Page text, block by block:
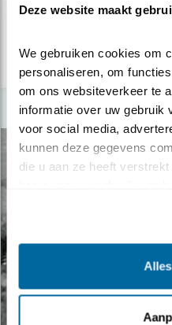
Deze website maakt
We gebruiken cookies om
personaliseren, om
om ons websiteverkeer te
informatie over uw gebruik
voor social media,
kunnen deze gegevens
die u aan ze heeft
deze rietvogel te
lees meer